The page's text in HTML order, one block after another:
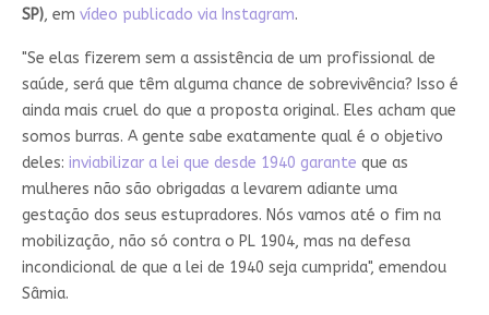
SP), em vídeo publicado via Instagram.
"Se elas fizerem sem a assistência de um profissional de
saúde, será que têm alguma chance de sobrevivência? Isso é
ainda mais cruel do que a proposta original. Eles acham que
somos burras. A gente sabe exatamente qual é o objetivo
deles: inviabilizar a lei que desde 1940 garante que as
mulheres não são obrigadas a levarem adiante uma
gestação dos seus estupradores. Nós vamos até o fim na
mobilização, não só contra o PL 1904, mas na defesa
incondicional de que a lei de 1940 seja cumprida", emendou
Sâmia.